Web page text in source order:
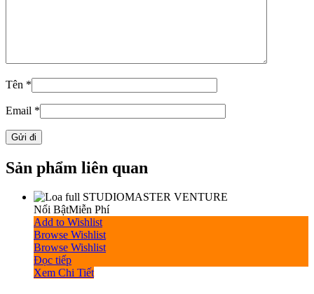
Tên *
Email *
Sản phẩm liên quan
Nổi BậtMiễn Phí
Add to Wishlist
Browse Wishlist
Browse Wishlist
Đọc tiếp
Xem Chi Tiết